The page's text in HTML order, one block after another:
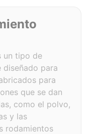
un tipo de
diseñado para
para
que se dan
como el polvo,
y las
rodamientos